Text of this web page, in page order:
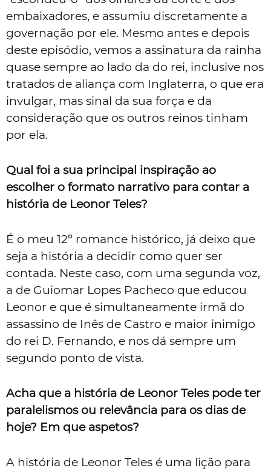
embaixadores, e assumiu discretamente a
governação por ele. Mesmo antes e depois
deste episódio, vemos a assinatura da rainha
quase sempre ao lado da do rei, inclusive nos
tratados de aliança com Inglaterra, o que era
invulgar, mas sinal da sua força e da
consideração que os outros reinos tinham
por ela.
Qual foi a sua principal inspiração ao
escolher o formato narrativo para contar a
história de Leonor Teles?
É o meu 12º romance histórico, já deixo que
seja a história a decidir como quer ser
contada. Neste caso, com uma segunda voz,
a de Guiomar Lopes Pacheco que educou
Leonor e que é simultaneamente irmã do
assassino de Inês de Castro e maior inimigo
do rei D. Fernando, e nos dá sempre um
segundo ponto de vista.
Acha que a história de Leonor Teles pode ter
paralelismos ou relevância para os dias de
hoje? Em que aspetos?
A história de Leonor Teles é uma lição para